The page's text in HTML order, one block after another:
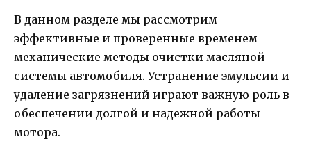
В данном разделе мы рассмотрим
эффективные и проверенные временем
механические методы очистки масляной
системы автомобиля. Устранение эмульсии и
удаление загрязнений играют важную роль в
обеспечении долгой и надежной работы
мотора.